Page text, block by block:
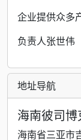
企业提供众多
负责人张世伟
地址导航
海南彼司
海南省三亚市